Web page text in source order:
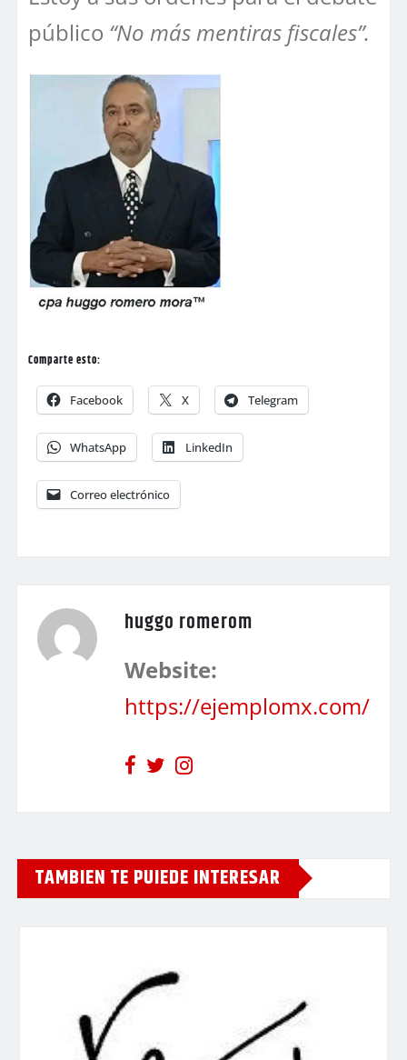
público “No más mentiras fiscales”.
Comparte esto:
Facebook X Telegram
WhatsApp LinkedIn
Correo electrónico
huggo romerom
Website:
https://ejemplomx.com/
TAMBIEN TE PUIEDE INTERESAR